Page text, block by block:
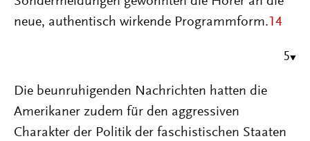
neue, authentisch wirkende Programmform. 14
5
Die beunruhigenden Nachrichten hatten die
Amerikaner zudem für den aggressiven
Charakter der Politik der faschistischen Staaten